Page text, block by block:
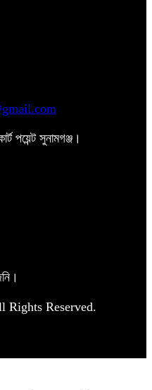
পয়েন্ট সুনামগঞ্জ।
Rights Reserved.